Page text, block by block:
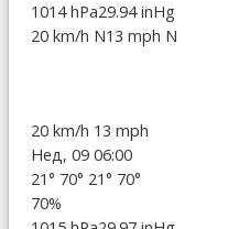
1014 hPa29.94 inHg
20 km/h N13 mph N
20 km/h 13 mph
Нед, 09 06:00
21° 70° 21° 70°
70%